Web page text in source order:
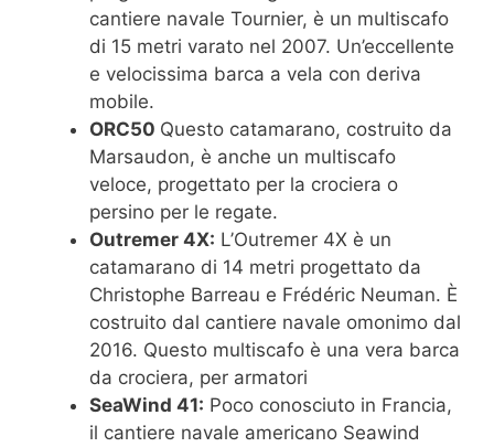
cantiere navale Tournier, è un multiscafo
di 15 metri varato nel 2007. Un’eccellente
e velocissima barca a vela con deriva
mobile.
ORC50 Questo catamarano, costruito da
Marsaudon, è anche un multiscafo
veloce, progettato per la crociera o
persino per le regate.
Outremer 4X: L’Outremer 4X è un
catamarano di 14 metri progettato da
Christophe Barreau e Frédéric Neuman. È
costruito dal cantiere navale omonimo dal
2016. Questo multiscafo è una vera barca
da crociera, per armatori
SeaWind 41: Poco conosciuto in Francia,
il cantiere navale americano Seawind